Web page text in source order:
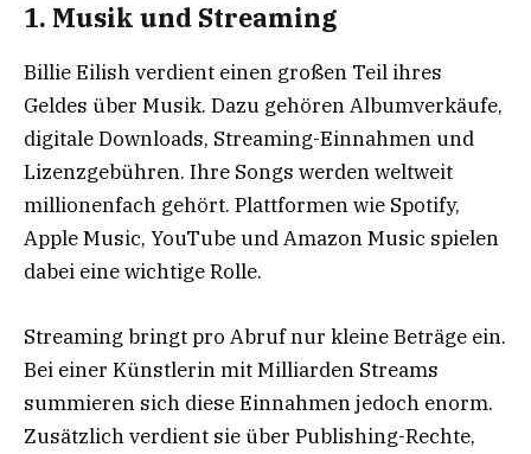
1. Musik und Streaming
Billie Eilish verdient einen großen Teil ihres
Geldes über Musik. Dazu gehören Albumverkäufe,
digitale Downloads, Streaming-Einnahmen und
Lizenzgebühren. Ihre Songs werden weltweit
millionenfach gehört. Plattformen wie Spotify,
Apple Music, YouTube und Amazon Music spielen
dabei eine wichtige Rolle.
Streaming bringt pro Abruf nur kleine Beträge ein.
Bei einer Künstlerin mit Milliarden Streams
summieren sich diese Einnahmen jedoch enorm.
Zusätzlich verdient sie über Publishing-Rechte,